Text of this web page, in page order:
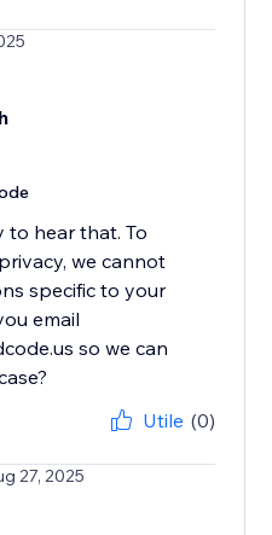
to hear that. To
we cannot
specific to your
email
so we can
Utile (0)
27, 2025